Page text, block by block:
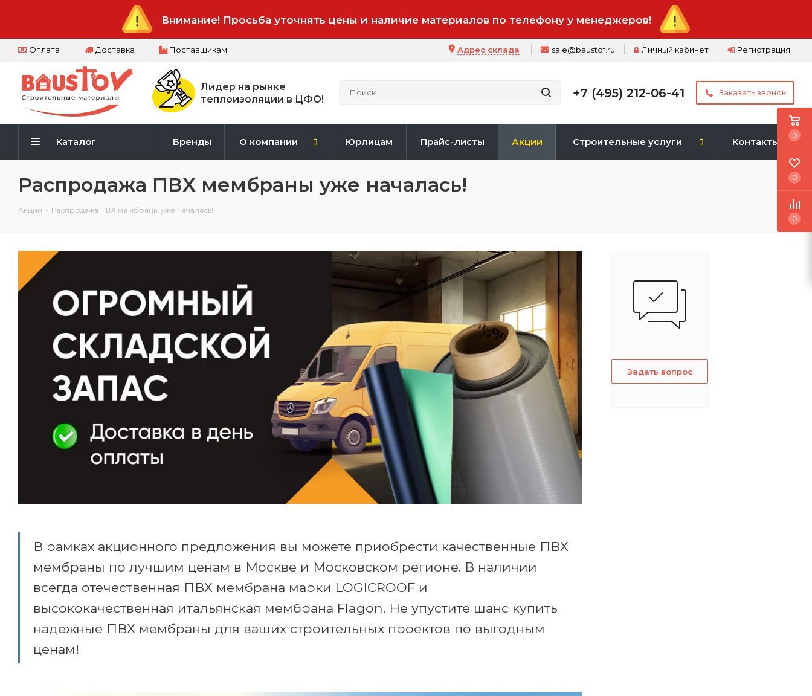
Внимание! Просьба уточнять цены и наличие материалов по телефону у менеджеров!
Оплата Доставка Поставщикам Регистрация
Личный кабинет
sale@baustof.ru
Адрес склада
Лидер на рынке
теплоизоляции в ЦФО!
+7 (495) 212-06-41 Заказать звонок
Каталог Бренды О компании Юрлицам Прайс-листы Акции Строительные услуги Контакты
Распродажа ПВХ мембраны уже началась!
Акции - Распродажа ПВХ мембраны уже началась!
В рамках акционного предложения вы можете приобрести качественные ПВХ
мембраны по лучшим ценам в Москве и Московском регионе. В наличии
всегда отечественная ПВХ мембрана марки LOGICROOF и
высококачественная итальянская мембрана Flagon. Не упустите шанс купить
надежные ПВХ мембраны для ваших строительных проектов по выгодным
ценам!
Задать вопрос
0
0
0